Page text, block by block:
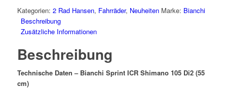
Menge
Kategorien: 2 Rad Hansen, Fahrräder, Neuheiten Marke: Bianchi
Beschreibung
Zusätzliche Informationen
Beschreibung
Technische Daten – Bianchi Sprint ICR Shimano 105 Di2 (55
cm)